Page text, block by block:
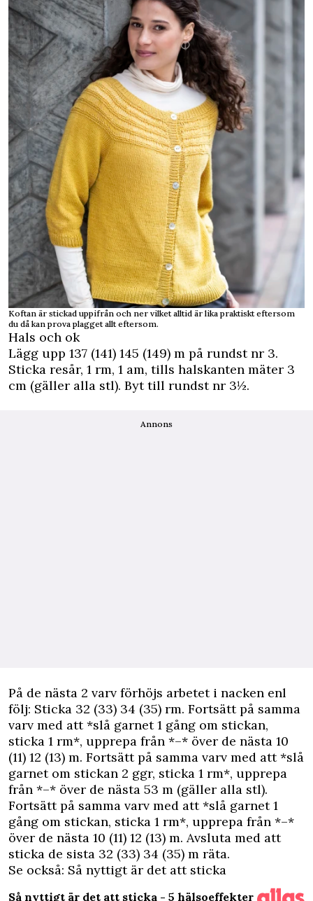
Koftan är stickad uppifrån och ner vilket alltid är lika praktiskt eftersom
du då kan prova plagget allt eftersom.
Hals och ok
Lägg upp 137 (141) 145 (149) m på rundst nr 3.
Sticka resår, 1 rm, 1 am, tills halskanten mäter 3
cm (gäller alla stl). Byt till rundst nr 3½.
Annons
På de nästa 2 varv förhöjs arbetet i nacken enl
följ: Sticka 32 (33) 34 (35) rm. Fortsätt på samma
varv med att *slå garnet 1 gång om stickan,
sticka 1 rm*, upprepa från *–* över de nästa 10
(11) 12 (13) m. Fortsätt på samma varv med att *slå
garnet om stickan 2 ggr, sticka 1 rm*, upprepa
från *–* över de nästa 53 m (gäller alla stl).
Fortsätt på samma varv med att *slå garnet 1
gång om stickan, sticka 1 rm*, upprepa från *–*
över de nästa 10 (11) 12 (13) m. Avsluta med att
sticka de sista 32 (33) 34 (35) m räta.
Se också: Så nyttigt är det att sticka
Så nyttigt är det att sticka - 5 hälsoeffekter